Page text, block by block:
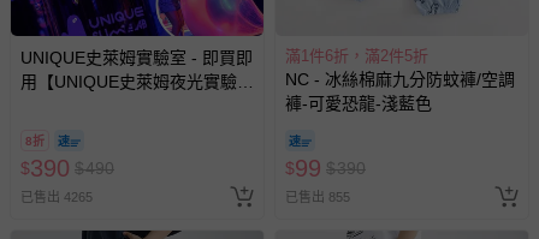
UNIQUE史萊姆實驗室 - 即買即
用【UNIQUE史萊姆夜光實驗室
人小孩均一價(3歲以上需購票))
8折
$390 $490
已售出 4265
滿1件6折，滿2件5折
NC - 冰絲棉麻九分防蚊褲/空調
褲-可愛恐龍-淺藍色
$99 $390
已售出 855